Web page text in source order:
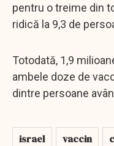
pentru o treime din
ridică la 9,3 de
Totodată, 1,9
ambele doze de
dintre persoane
israel vaccin